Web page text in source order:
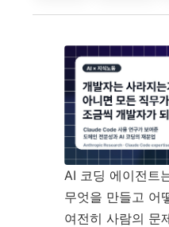
AI 코딩 에이전트
무엇을 만들고 어
여전히 사람의 문